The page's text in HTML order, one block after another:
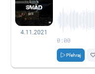
4.11.2021
0:00
Přehraj